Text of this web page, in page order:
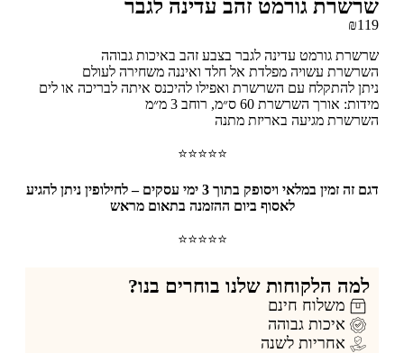
גורמט זהב עדינה לגבר
גורמט עדינה לגבר בצבע זהב באיכות גבוהה
עשויה מפלדת אל חלד ואיננה משחירה לעולם
להתקלח עם השרשרת ואפילו להיכנס איתה לבריכה או לים
אורך השרשרת 60 ס״מ, רוחב 3 מ״מ
מגיעה באריזת מתנה
⭐⭐⭐⭐⭐
דגם זה זמין במלאי ויסופק בתוך 3 ימי עסקים – לחילופין ניתן להגיע
לאסוף ביום ההזמנה בתאום מראש
⭐⭐⭐⭐⭐
למה הלקוחות שלנו בוחרים בנו?
משלוח חינם
איכות גבוהה
אחריות לשנה